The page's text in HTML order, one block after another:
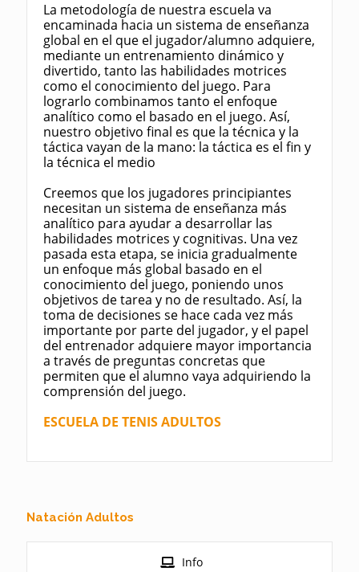
La metodología de nuestra escuela va
encaminada hacia un sistema de enseñanza
global en el que el jugador/alumno adquiere,
mediante un entrenamiento dinámico y
divertido, tanto las habilidades motrices
como el conocimiento del juego. Para
lograrlo combinamos tanto el enfoque
analítico como el basado en el juego. Así,
nuestro objetivo final es que la técnica y la
táctica vayan de la mano: la táctica es el fin y
la técnica el medio
Creemos que los jugadores principiantes
necesitan un sistema de enseñanza más
analítico para ayudar a desarrollar las
habilidades motrices y cognitivas. Una vez
pasada esta etapa, se inicia gradualmente
un enfoque más global basado en el
conocimiento del juego, poniendo unos
objetivos de tarea y no de resultado. Así, la
toma de decisiones se hace cada vez más
importante por parte del jugador, y el papel
del entrenador adquiere mayor importancia
a través de preguntas concretas que
permiten que el alumno vaya adquiriendo la
comprensión del juego.
ESCUELA DE TENIS ADULTOS
Natación Adultos
Info